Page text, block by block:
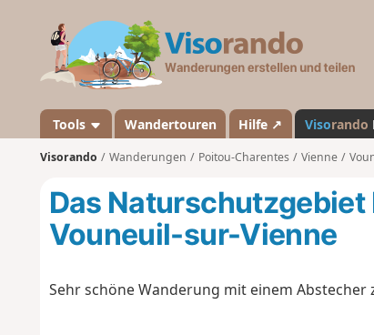
a
n
d
Tools Wandertouren Hilfe ↗ Visorando
Visorando Wanderungen Poitou-Charentes Vienne
Das Naturschutzgebiet
Vouneuil-sur-Vienne
Sehr schöne Wanderung mit einem